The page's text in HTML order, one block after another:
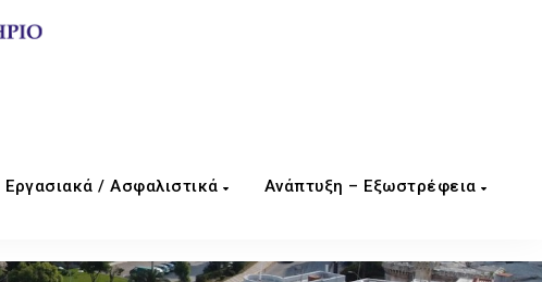
Εργασιακά / Ασφαλιστικά Ανάπτυξη – Εξωστρέφεια